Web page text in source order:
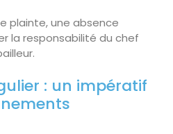
plainte, une absence
la responsabilité du chef
: un impératif